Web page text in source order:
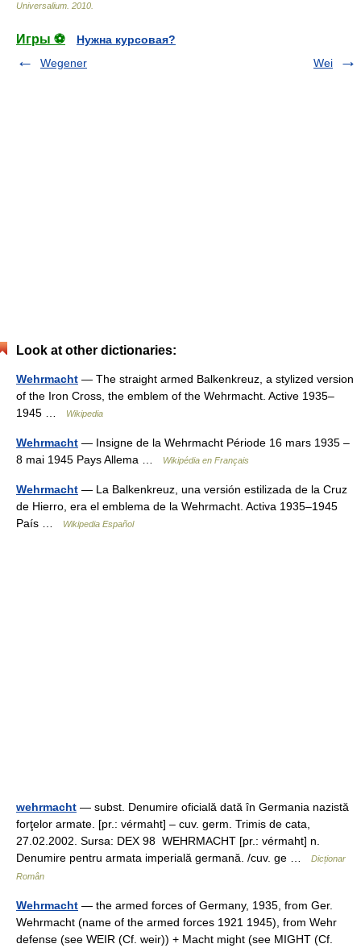
Universalium 2010
Игры ⚽
Нужна курсовая?
Wegener
Wei
Look at other dictionaries:
Wehrmacht — The straight armed Balkenkreuz, a stylized version
of the Iron Cross, the emblem of the Wehrmacht. Active 1935–
1945 …
Wikipedia
Wehrmacht — Insigne de la Wehrmacht Période 16 mars 1935 –
8 mai 1945 Pays Allema …
Wikipédia en Français
Wehrmacht — La Balkenkreuz, una versión estilizada de la Cruz
de Hierro, era el emblema de la Wehrmacht. Activa 1935–1945
País …
Wikipedia Español
wehrmacht — subst. Denumire oficială dată în Germania nazistă
forţelor armate. [pr.: vérmaht] – cuv. germ. Trimis de cata,
27.02.2002. Sursa: DEX 98 WEHRMACHT [pr.: vérmaht] n.
Denumire pentru armata imperială germană. /cuv. ge …
Dicționar
Român
Wehrmacht — the armed forces of Germany, 1935, from Ger.
Wehrmacht (name of the armed forces 1921 1945), from Wehr
defense (see WEIR (Cf. weir)) + Macht might (see MIGHT (Cf.